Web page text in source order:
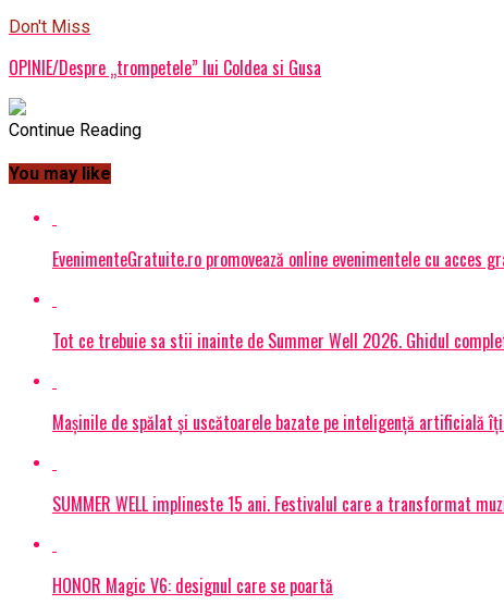
Don't Miss
OPINIE/Despre „trompetele” lui Coldea si Gusa
Continue Reading
You may like
EvenimenteGratuite.ro promovează online evenimentele cu acces
Tot ce trebuie sa stii inainte de Summer Well 2026. Ghidul
Mașinile de spălat și uscătoarele bazate pe inteligență artificială
SUMMER WELL implineste 15 ani. Festivalul care a transformat
HONOR Magic V6: designul care se poartă